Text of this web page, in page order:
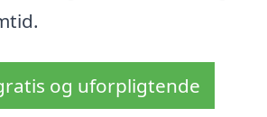
og uforpligtende